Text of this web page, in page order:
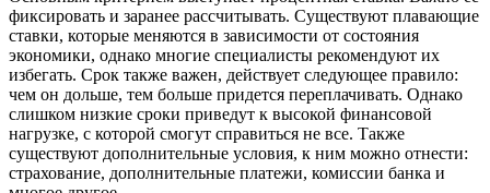
фиксировать и заранее рассчитывать. Существуют плавающие
ставки, которые меняются в зависимости от состояния
экономики, однако многие специалисты рекомендуют их
избегать. Срок также важен, действует следующее правило:
чем он дольше, тем больше придется переплачивать. Однако
слишком низкие сроки приведут к высокой финансовой
нагрузке, с которой смогут справиться не все. Также
существуют дополнительные условия, к ним можно отнести:
страхование, дополнительные платежи, комиссии банка и